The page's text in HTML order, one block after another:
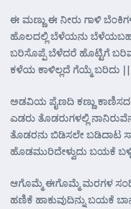
ಈ ಮಣ್ಣು ಈ ನೀರು ಗಾಳಿ
ಹೊಲದಲ್ಲಿ ಬೆಳೆಯನು
ಬರಿಸೊಪ್ಪೆ ಬೆಳೆದರೆ ಹೊಟ್ಟಿಗೆ
ಕಳೆಯ ಕಾಳಿಲ್ಲದೆ ಗೆಯ್ಮೆ ಬರಿದು
ಅಡವಿಯ ಪೈಣದಿ ಕಣ್ಣು
ಎಡರು ತೊಡರುಗಳಲ್ಲಿ
ತೊಡರನು ಬಿಡಿಸಲೇ ಬಡಿದಾಟ
ಹೊಡಮುರಿದೇಳ್ವುದು ಬಯಕೆ
ಆಗೊಮ್ಮೆ ಈಗೊಮ್ಮೆ ಮರಗಳ
ಹಣಿಕೆ ಹಾಕುವುದಿನ್ನು ಬಯಕೆ